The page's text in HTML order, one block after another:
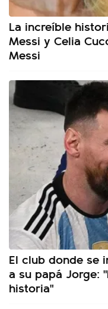
La increíble
Messi y Celia
Messi
El club donde se
a su papá Jorge:
historia"